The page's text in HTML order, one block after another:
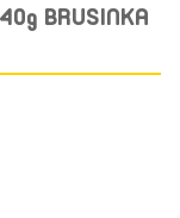
BRUSINKA